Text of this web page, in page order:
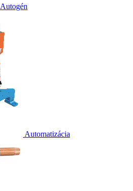
Autogén
Automatizácia